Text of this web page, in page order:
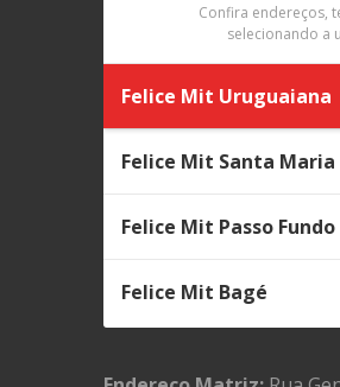
Confira endereços,
selecionando a
Felice Mit Uruguaiana
Felice Mit Santa Maria
Felice Mit Passo Fundo
Felice Mit Bagé